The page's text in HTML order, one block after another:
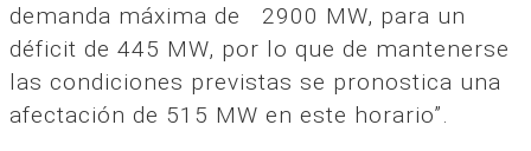
demanda máxima de 2900 MW, para un
déficit de 445 MW, por lo que de mantenerse
las condiciones previstas se pronostica una
afectación de 515 MW en este horario”.